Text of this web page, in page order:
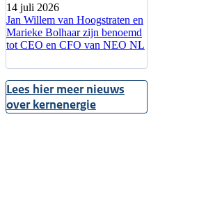
14 juli 2026
Jan Willem van Hoogstraten en
Marieke Bolhaar zijn benoemd
tot CEO en CFO van NEO NL
Lees hier meer nieuws
over kernenergie